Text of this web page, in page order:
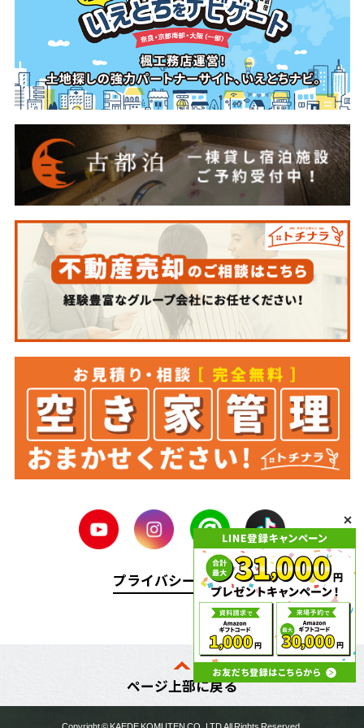
プライバシーポリシー
ページ上部に戻る